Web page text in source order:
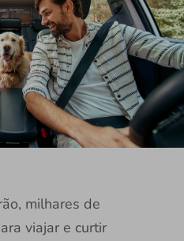
milhares de
viajar e curtir